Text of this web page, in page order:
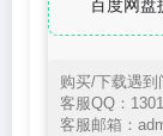
百度网盘
购买/下载遇
客服QQ：
客服邮箱：